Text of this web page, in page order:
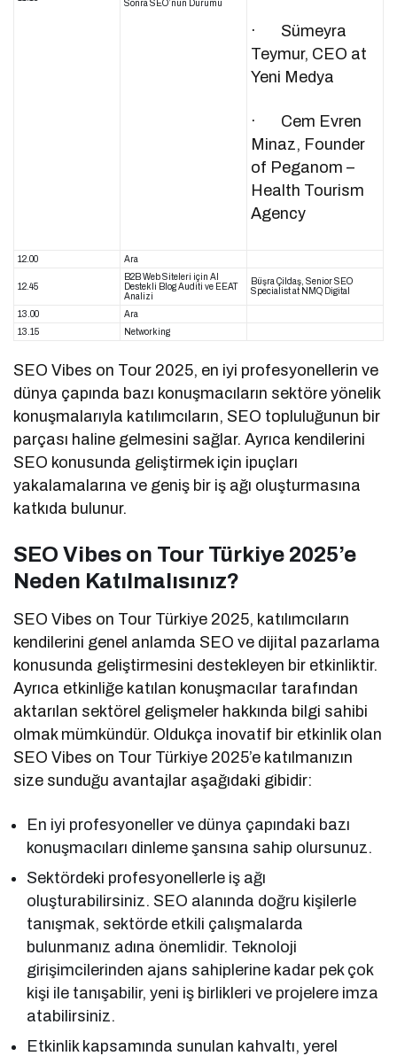
Sonra SEO’nun Durumu
· Sümeyra
Teymur, CEO at
Yeni Medya
· Cem Evren
Minaz, Founder
of Peganom –
Health Tourism
Agency
12.00 Ara
12.45
B2B Web Siteleri için Al
Destekli Blog Auditi ve EEAT
Analizi
Büşra Çildaş, Senior SEO
Specialist at NMQ Digital
13.00
Ara
13.15
Networking
SEO Vibes on Tour 2025, en iyi profesyonellerin ve
dünya çapında bazı konuşmacıların sektöre yönelik
konuşmalarıyla katılımcıların, SEO topluluğunun bir
parçası haline gelmesini sağlar. Ayrıca kendilerini
SEO konusunda geliştirmek için ipuçları
yakalamalarına ve geniş bir iş ağı oluşturmasına
katkıda bulunur.
SEO Vibes on Tour Türkiye 2025’e
Neden Katılmalısınız?
SEO Vibes on Tour Türkiye 2025, katılımcıların
kendilerini genel anlamda SEO ve dijital pazarlama
konusunda geliştirmesini destekleyen bir etkinliktir.
Ayrıca etkinliğe katılan konuşmacılar tarafından
aktarılan sektörel gelişmeler hakkında bilgi sahibi
olmak mümkündür. Oldukça inovatif bir etkinlik olan
SEO Vibes on Tour Türkiye 2025’e katılmanızın
size sunduğu avantajlar aşağıdaki gibidir:
En iyi profesyoneller ve dünya çapındaki bazı
konuşmacıları dinleme şansına sahip olursunuz.
Sektördeki profesyonellerle iş ağı
oluşturabilirsiniz. SEO alanında doğru kişilerle
tanışmak, sektörde etkili çalışmalarda
bulunmanız adına önemlidir. Teknoloji
girişimcilerinden ajans sahiplerine kadar pek çok
kişi ile tanışabilir, yeni iş birlikleri ve projelere imza
atabilirsiniz.
Etkinlik kapsamında sunulan kahvaltı, yerel